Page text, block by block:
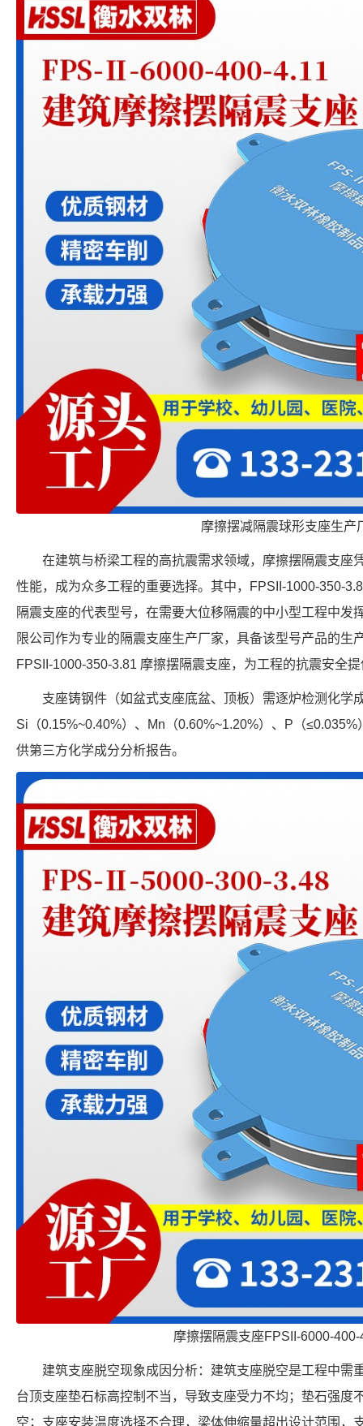
摩擦摆减隔震球形支座生产
在建筑与桥梁工程的高抗震需求领域，摩擦摆隔震支座
性能，成为众多工程的重要选择。其中，FPSII-1000-350-
隔震支座的代表型号，在需要大位移隔震的中小型工程中发
限公司作为专业的隔震支座生产厂家，具备该型号产品的生
FPSII-1000-350-3.81 摩擦摆隔震支座，为工程的抗震安全
支座铸钢件（如盆式支座底盆、顶板）需逐炉检测化学
Si（0.15%~0.40%）、Mn（0.60%~1.20%）、P（
供第三方化学成分分析报告。
摩擦摆隔震支座FPSII-6000-400-
建筑支座脱空现象成因分析：建筑支座脱空是工程中需
台顶支座垫石标高控制不当，导致支座受力不均；垫石强度
空；支座安装温度选择不合理，梁体伸缩量超出设计范围，